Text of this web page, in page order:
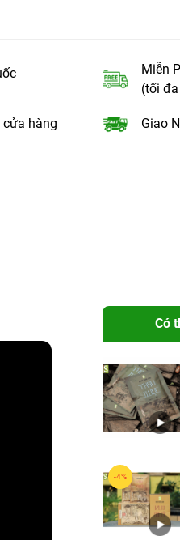
Miễn
(tối
hàng Giao
Có